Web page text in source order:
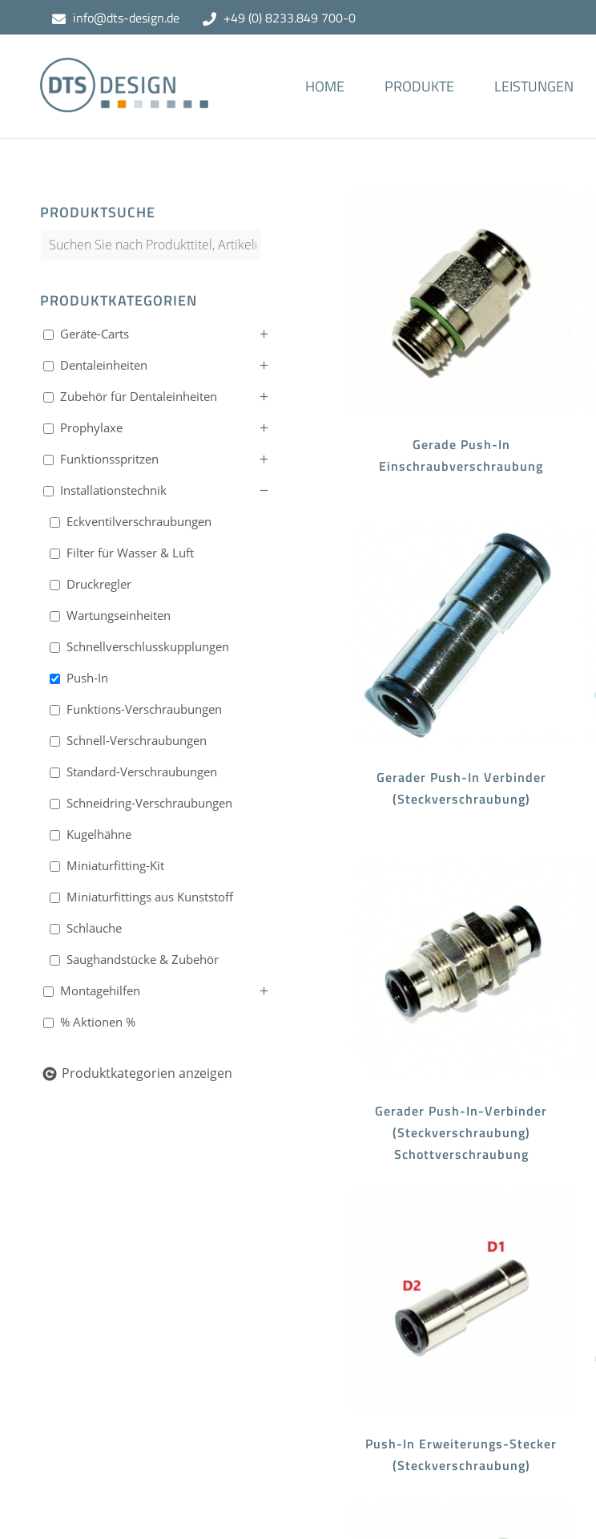
info@dts-design.de +49 (0) 8233.849 700-0
HOME PRODUKTE LEISTUNGEN
Gerade Push-In
Einschraubverschraubung
Gerader Push-In Verbinder
(Steckverschraubung)
Gerader Push-In-Verbinder
(Steckverschraubung)
Schottverschraubung
Push-In Erweiterungs-Stecker
(Steckverschraubung)
PRODUKTSUCHE
PRODUKTKATEGORIEN
Geräte-Carts
Dentaleinheiten
Zubehör für Dentaleinheiten
Prophylaxe
Funktionsspritzen
Installationstechnik
Eckventilverschraubungen
Filter für Wasser & Luft
Druckregler
Wartungseinheiten
Schnellverschlusskupplungen
Push-In
Funktions-Verschraubungen
Schnell-Verschraubungen
Standard-Verschraubungen
Schneidring-Verschraubungen
Kugelhähne
Miniaturfitting-Kit
Miniaturfittings aus Kunststoff
Schläuche
Saughandstücke & Zubehör
Montagehilfen
% Aktionen %
Produktkategorien anzeigen